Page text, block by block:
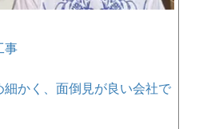
事
細かく、面倒見が良い会社で